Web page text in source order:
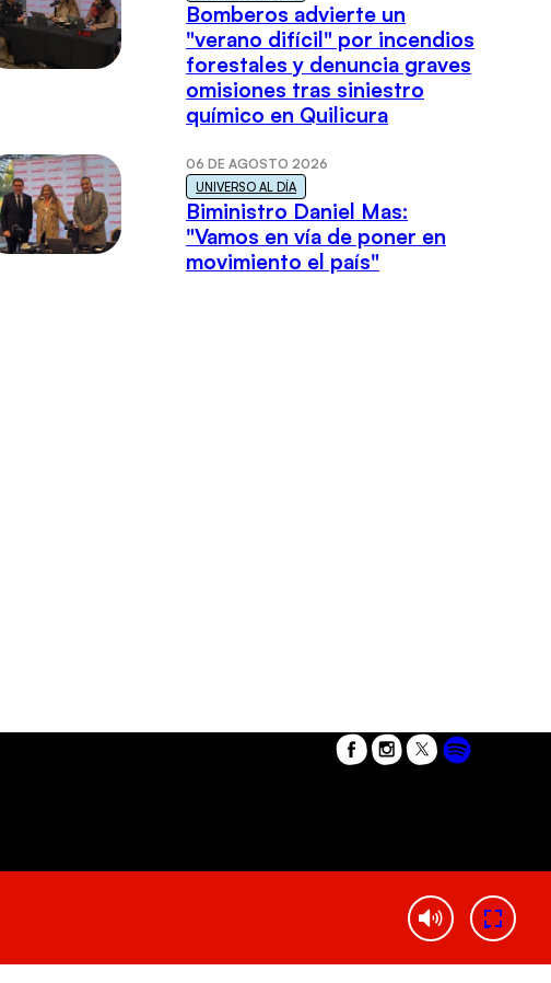
Bomberos advierte un
"verano difícil" por incendios
forestales y denuncia graves
omisiones tras siniestro
químico en Quilicura
06 DE AGOSTO 2026
UNIVERSO AL DÍA
Biministro Daniel Mas:
"Vamos en vía de poner en
movimiento el país"